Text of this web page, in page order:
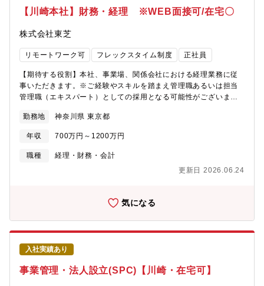
117,300名の大手電機メーカーです。・2022年6月には、新たな
経営方針を発表し、「ソフトウェア開発の統合・最適化」、「ポ
テンシャル技術の価値顕在化」を戦略の柱として掲げ、ハードと
ソフトを分離しデジタルサービスを開始するデジタルエボリュー
ション（DE）、そしてデータを中心にプラットフォーム化するデ
ジタルトランスフォーメーション（DX）、さらに量子技術を使っ
て世界を最適化するクォンタムトランスフォーメーション（QX）
として描き、デジタル化を通じてカーボンニュートラル・サーキ
ュラーエコノミーの実現に貢献することを目指しています。これ
力を武器に、新たな時代の主役になっていくべく、事業運営・組
【川崎本社】財務・経理 ※WEB面接可/在宅〇
株式会社東芝
リモートワーク可 フレックスタイム制度 正社員
【期待する役割】本社、事業場、関係会社における経理業務に従
事いただきます。※ご経験やスキルを踏まえ管理職あるいは担当
管理職（エキスパート）としての採用となる可能性がございま
体的には】・事業部門業績管理(月次業績把握・予算管理、中期事
業計画策定)・連結決算(月次・四半期・年次決算、開示資料作成、
監査法人対応、新会計基準対応)・資金業務(資金計画・国内外子会
社の資金調達支援・金融機関対応）・税務業務(税務戦略立案・税
(製造原価計算)【働き方】・フレックス制、在宅勤務制度活用と比
度で恒常的な残業もなく、長期就業可能な環境です。【ポジショ
ンの魅力】国内・海外の拠点を有し、グローバルな視点での経理
経験が可能です。エネルギー、インフラ、半導体、デジタル等の
幅広い事業領域を有しており、財務会計・税務申告以外にも、フ
ァイナンス、事業支援やＭ＆Ａ対応など、幅広く多様な業務に取
り組むことが可能です。【募集背景】2024年5月公表の東芝再興
計画における経理部門における新たな仕組み構築・業績管理を進
めていくなかで、全社の成長戦略を実現するための経理組織体制
勤務地 神奈川県 東京都
年収 700万円～1200万円
職種
経理・財務・会計
更新日 2026.06.24
気になる
入社実績あり
事業管理・法人設立(SPC)【川崎・在宅可】